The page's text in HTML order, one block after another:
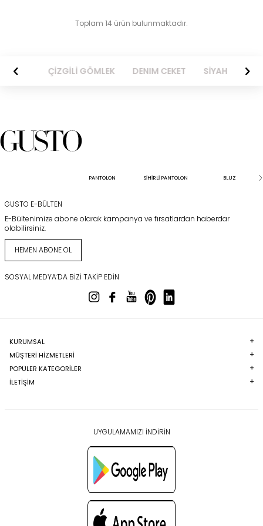
Toplam 14 ürün bulunmaktadır.
ÇİZGİLİ GÖMLEK DENIM CEKET SİYAH ELBİSE
PANTOLON SİHİRLİ PANTOLON BLUZ
GUSTO E-BÜLTEN
E-Bültenimize abone olarak kampanya ve fırsatlardan haberdar
olabilirsiniz.
HEMEN ABONE OL
SOSYAL MEDYA’DA BIZI TAKIP EDIN
KURUMSAL
MÜŞTERI HIZMETLERI
POPÜLER KATEGORILER
İLETİŞİM
UYGULAMAMIZI İNDİRİN